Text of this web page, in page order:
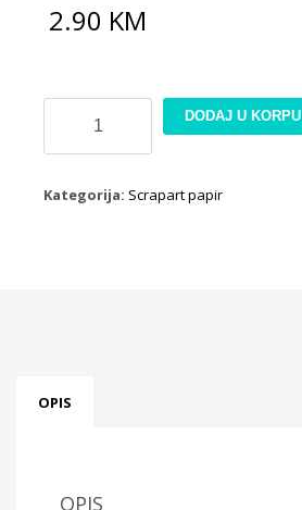
2.90 KM
SBB843
DODAJ U KORPU
Kategorija: Scrapart papir
OPIS
OPIS